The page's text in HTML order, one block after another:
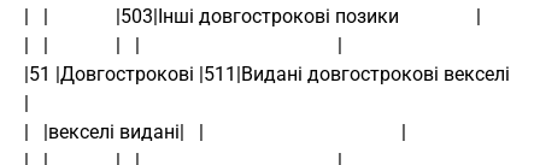
|   |              |503|Інші довгострокові позики                |
|   |              |   |                                         |
|51 |Довгострокові |511|Видані довгострокові векселі
|
|   |векселі видані|   |                                         |